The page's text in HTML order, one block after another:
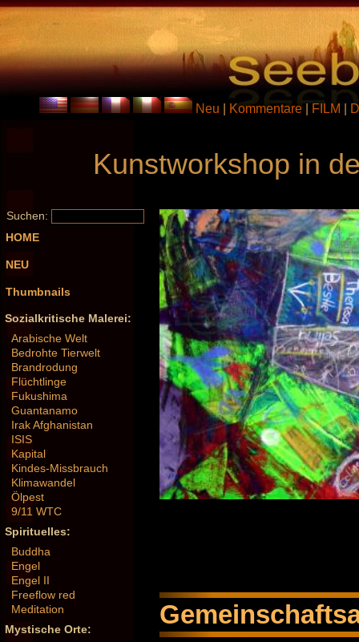
Neu Kommentare FILM
Kunstworkshop in
Suchen:
HOME
NEU
Thumbnails
Sozialkritische Malerei:
Arabische Welt
Bedrohte Tierwelt
Brandrodung
Flüchtlinge
Fukushima
Guantanamo
Irak Afghanistan
ISIS
Kapital
Kindes-Missbrauch
Klimawandel
Ölpest
9/11 WTC
Spirituelles:
Buddha
Engel
Engel II
Freeflow red
Meditation
Mystische Orte: